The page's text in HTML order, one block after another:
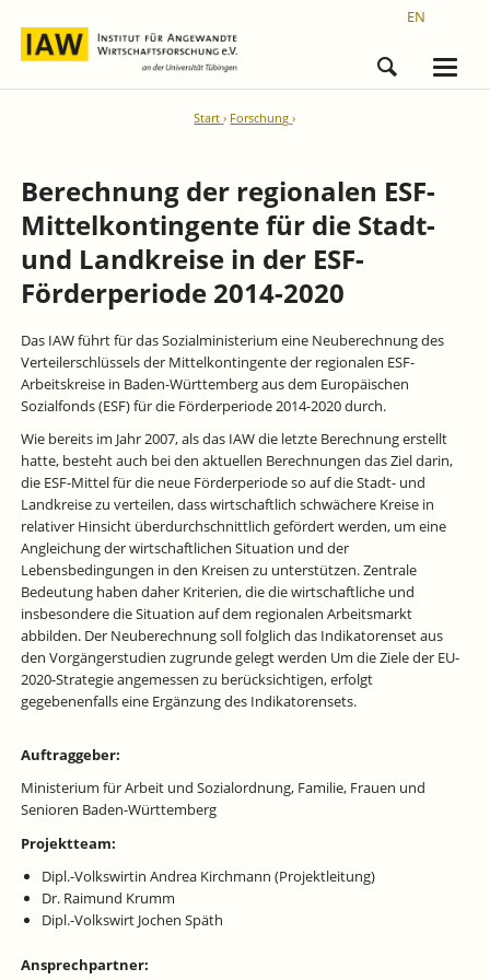
EN
Start Forschung
Berechnung der regionalen ESF-
Mittelkontingente für die Stadt-
und Landkreise in der ESF-
Förderperiode 2014-2020
Das IAW führt für das Sozialministerium eine Neuberechnung des
Verteilerschlüssels der Mittelkontingente der regionalen ESF-
Arbeitskreise in Baden-Württemberg aus dem Europäischen
Sozialfonds (ESF) für die Förderperiode 2014-2020 durch.
Wie bereits im Jahr 2007, als das IAW die letzte Berechnung erstellt
hatte, besteht auch bei den aktuellen Berechnungen das Ziel darin,
die ESF-Mittel für die neue Förderperiode so auf die Stadt- und
Landkreise zu verteilen, dass wirtschaftlich schwächere Kreise in
relativer Hinsicht überdurchschnittlich gefördert werden, um eine
Angleichung der wirtschaftlichen Situation und der
Lebensbedingungen in den Kreisen zu unterstützen. Zentrale
Bedeutung haben daher Kriterien, die die wirtschaftliche und
insbesondere die Situation auf dem regionalen Arbeitsmarkt
abbilden. Der Neuberechnung soll folglich das Indikatorenset aus
den Vorgängerstudien zugrunde gelegt werden Um die Ziele der EU-
2020-Strategie angemessen zu berücksichtigen, erfolgt
gegebenenfalls eine Ergänzung des Indikatorensets.
Auftraggeber:
Ministerium für Arbeit und Sozialordnung, Familie, Frauen und
Senioren Baden-Württemberg
Projektteam:
Dipl.-Volkswirtin Andrea Kirchmann (Projektleitung)
Dr. Raimund Krumm
Dipl.-Volkswirt Jochen Späth
Ansprechpartner: